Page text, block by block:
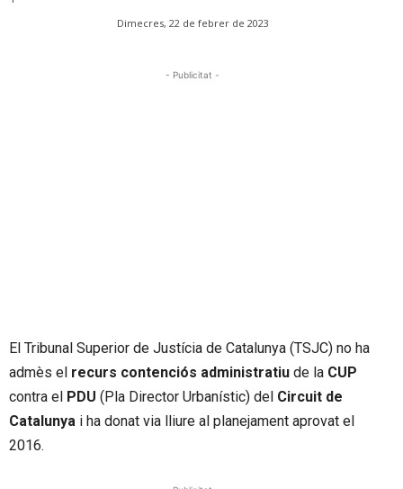
Dimecres, 22 de febrer de 2023
- Publicitat -
El Tribunal Superior de Justícia de Catalunya (TSJC) no ha
admès el recurs contenciós administratiu de la CUP
contra el PDU (Pla Director Urbanístic) del Circuit de
Catalunya i ha donat via lliure al planejament aprovat el
2016.